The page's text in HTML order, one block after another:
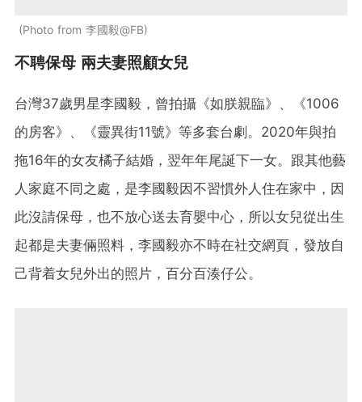
Photo from 李國毅@FB
不聘保母 兩夫妻照顧女兒
台灣37歲男星李國毅，曾拍攝《如朕親臨》、《1006
的房客》、《靈異街11號》等多套台劇。2020年與拍
拖16年的女友橘子結婚，翌年年尾誕下一女。跟其他藝
人家庭不同之處，是李國毅因不習慣外人住在家中，因
此沒請保母，也不放心送去育嬰中心，所以女兒從出生
起都是夫妻倆照料，李國毅亦不時在社交網頁，發放自
己背着女兒外出的照片，百分百湊仔公。